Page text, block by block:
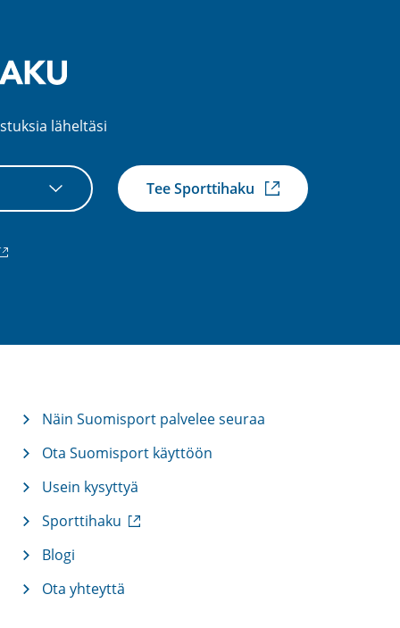
läheltäsi
Tee Sporttihaku
Näin Suomisport palvelee seuraa
Ota Suomisport käyttöön
Usein kysyttyä
Sporttihaku
o
Blogi
Ota yhteyttä